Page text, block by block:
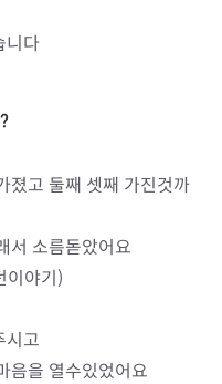
니다
졌고 둘째 셋째 가진것까
서 소름돋았어요
이야기)
시고
음을 열수있었어요